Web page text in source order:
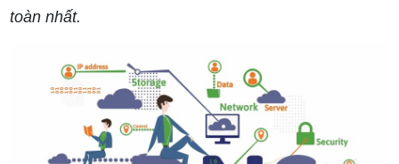
toàn nhất.